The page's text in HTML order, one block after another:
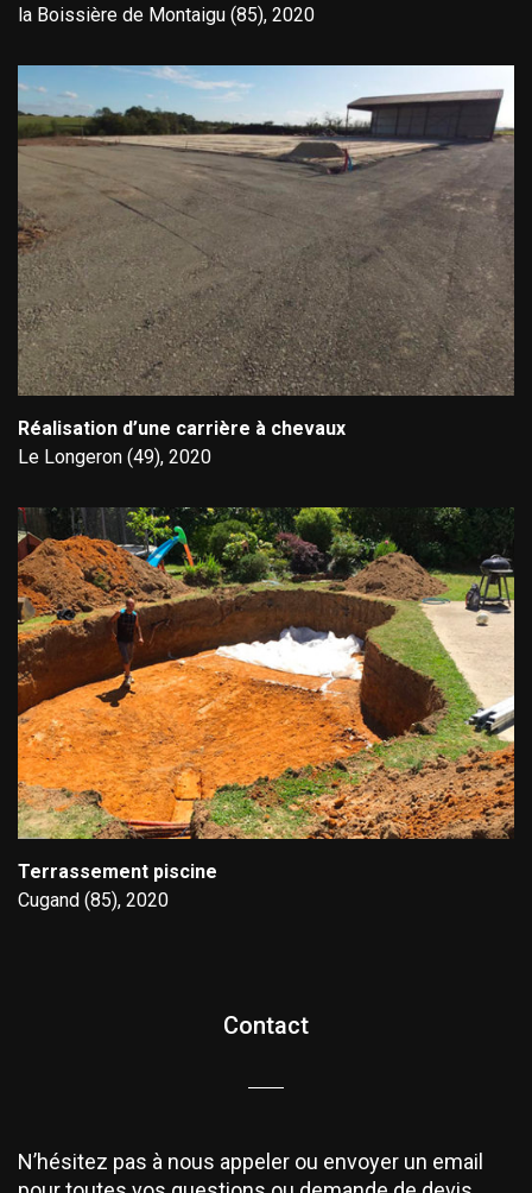
la Boissière de Montaigu (85), 2020
Réalisation d’une carrière à chevaux
Le Longeron (49), 2020
Terrassement piscine
Cugand (85), 2020
Contact
N’hésitez pas à nous appeler ou envoyer un email